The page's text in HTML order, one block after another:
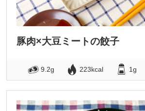
豚肉×大豆ミートの餃子
9.2g 223kcal 1g